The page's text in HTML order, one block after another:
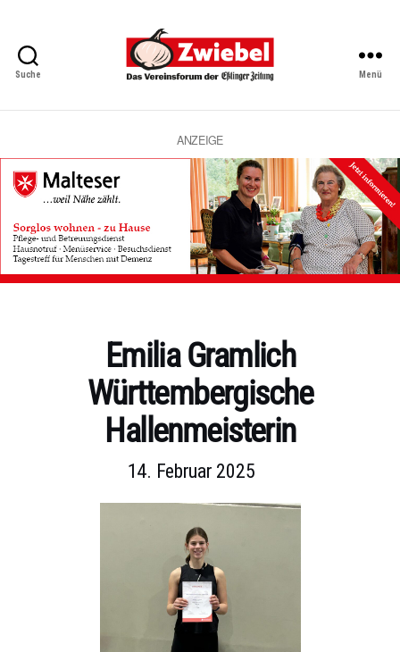
Suche
Vereinsforum
Eßlinger
Zeitung
Menü
ANZEIGE
Emilia Gramlich
Württembergische
Hallenmeisterin
14. Februar 2025